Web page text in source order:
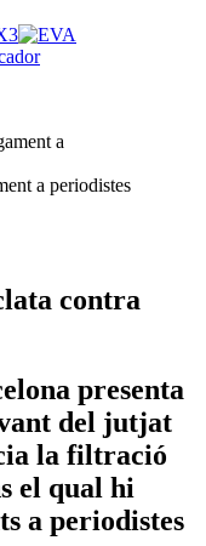
a periodistes
contra
presenta
del jutjat
la filtració
el qual hi
a periodistes